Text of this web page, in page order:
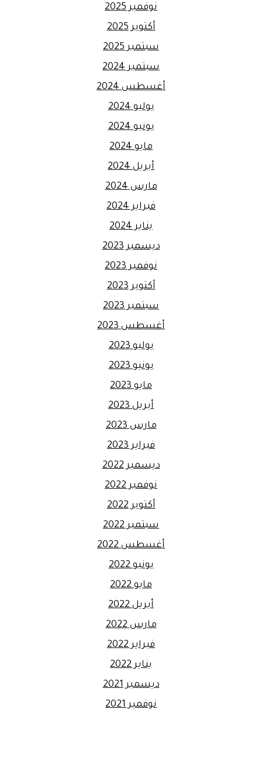
نوفمبر 2025
أكتوبر 2025
سبتمبر 2025
سبتمبر 2024
أغسطس 2024
يوليو 2024
يونيو 2024
مايو 2024
أبريل 2024
مارس 2024
فبراير 2024
يناير 2024
ديسمبر 2023
نوفمبر 2023
أكتوبر 2023
سبتمبر 2023
أغسطس 2023
يوليو 2023
يونيو 2023
مايو 2023
أبريل 2023
مارس 2023
فبراير 2023
ديسمبر 2022
نوفمبر 2022
أكتوبر 2022
سبتمبر 2022
أغسطس 2022
يونيو 2022
مايو 2022
أبريل 2022
مارس 2022
فبراير 2022
يناير 2022
ديسمبر 2021
نوفمبر 2021